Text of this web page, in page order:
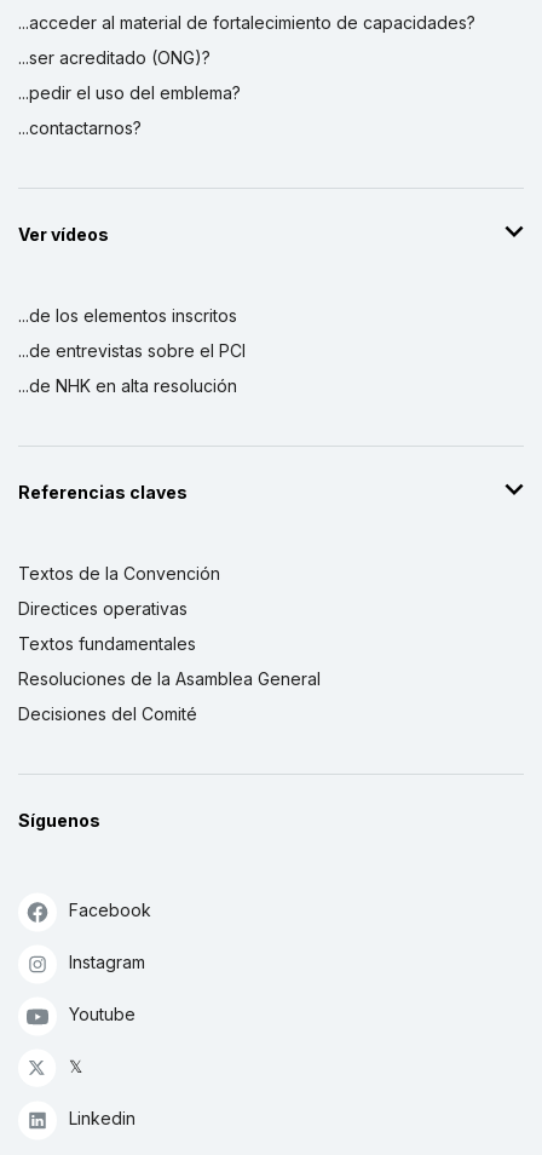
...acceder al material de fortalecimiento de capacidades?
...ser acreditado (ONG)?
...pedir el uso del emblema?
...contactarnos?
Ver vídeos
...de los elementos inscritos
...de entrevistas sobre el PCI
...de NHK en alta resolución
Referencias claves
Textos de la Convención
Directices operativas
Textos fundamentales
Resoluciones de la Asamblea General
Decisiones del Comité
Síguenos
Facebook
Instagram
Youtube
𝕏
Linkedin